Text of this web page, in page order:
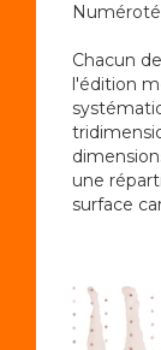
Chacun
l'édition
une
surface